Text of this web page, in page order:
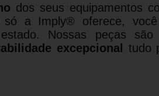
dos seus equipamentos
só a Imply® oferece,
Nossas peças são
excepcional tudo